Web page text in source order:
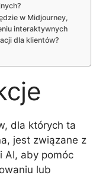
w Midjourney,
interaktywnych
dla klientów?
dla których ta
jest związane z
AI, aby pomóc
lub